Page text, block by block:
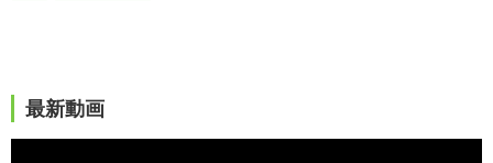
最新動画